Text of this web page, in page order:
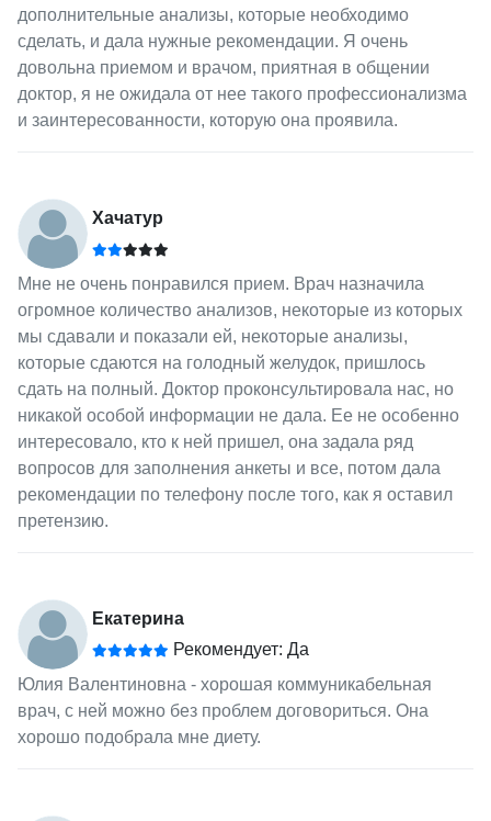
дополнительные анализы, которые необходимо
сделать, и дала нужные рекомендации. Я очень
довольна приемом и врачом, приятная в общении
доктор, я не ожидала от нее такого профессионализма
и заинтересованности, которую она проявила.
Хачатур
Мне не очень понравился прием. Врач назначила
огромное количество анализов, некоторые из которых
мы сдавали и показали ей, некоторые анализы,
которые сдаются на голодный желудок, пришлось
сдать на полный. Доктор проконсультировала нас, но
никакой особой информации не дала. Ее не особенно
интересовало, кто к ней пришел, она задала ряд
вопросов для заполнения анкеты и все, потом дала
рекомендации по телефону после того, как я оставил
претензию.
Екатерина
Рекомендует: Да
Юлия Валентиновна - хорошая коммуникабельная
врач, с ней можно без проблем договориться. Она
хорошо подобрала мне диету.